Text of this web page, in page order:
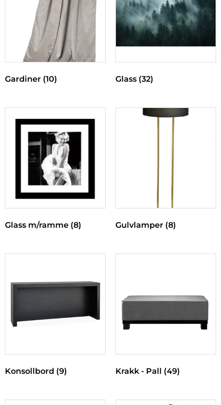
Gardiner (10) Glass (32)
Glass m/ramme (8) Gulvlamper (8)
Konsollbord (9) Krakk - Pall (49)